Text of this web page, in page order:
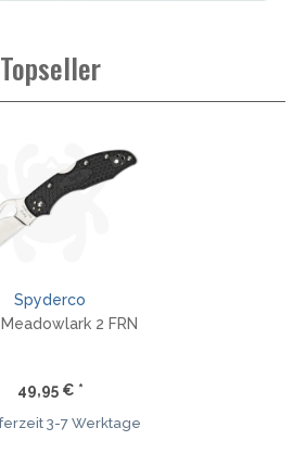
Topseller
Spyderco
2 FRN
49,95 € *
3-7 Werktage